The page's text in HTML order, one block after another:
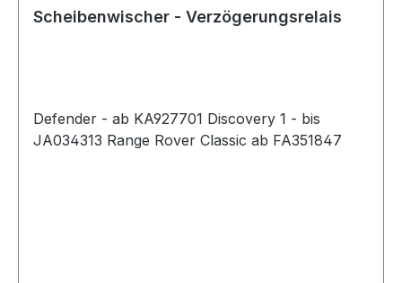
Scheibenwischer - Verzögerungsrelais
Defender - ab KA927701 Discovery 1 - bis
JA034313 Range Rover Classic ab FA351847